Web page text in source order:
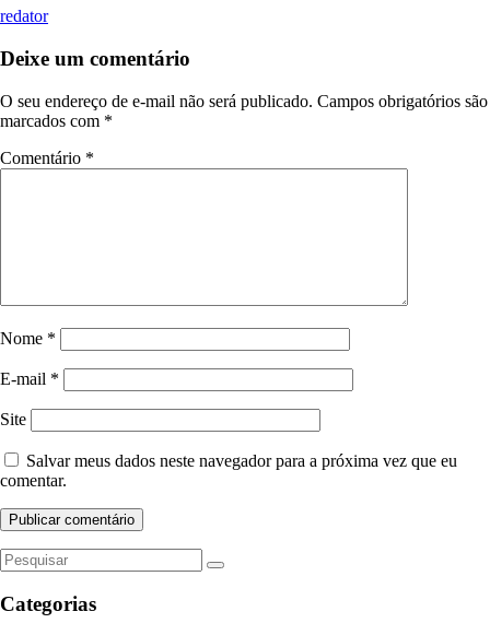
redator
Deixe um comentário
O seu endereço de e-mail não será publicado. Campos obrigatórios são
marcados com *
Comentário *
Nome *
E-mail *
Site
Salvar meus dados neste navegador para a próxima vez que eu
comentar.
Categorias